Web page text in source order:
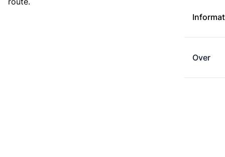
Over